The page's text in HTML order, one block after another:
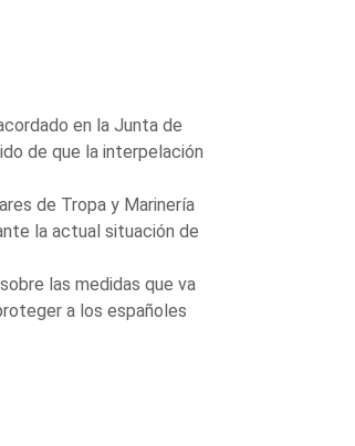
en la Junta de
de que la interpelación
de Tropa y Marinería
la actual situación de
las medidas que va
a los españoles